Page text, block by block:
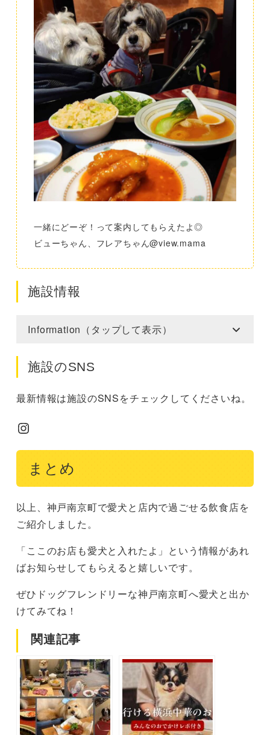
一緒にどーぞ！って案内してもらえたよ◎
ビューちゃん、フレアちゃん@view.mama
施設情報
Information（タップして表示）
施設のSNS
最新情報は施設のSNSをチェックしてくださいね。
Instagram
まとめ
以上、神戸南京町で愛犬と店内で過ごせる飲食店を
ご紹介しました。
「ここのお店も愛犬と入れたよ」という情報があれ
ばお知らせしてもらえると嬉しいです。
ぜひドッグフレンドリーな神戸南京町へ愛犬と出か
けてみてね！
関連記事